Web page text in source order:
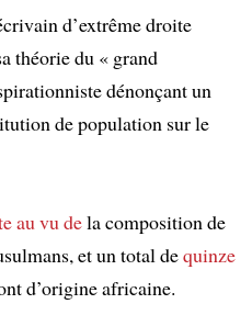
d’extrême droite
théorie du « grand
dénonçant un
de population sur le
au vu dela composition de
et un total dequinze
d’origine africaine.